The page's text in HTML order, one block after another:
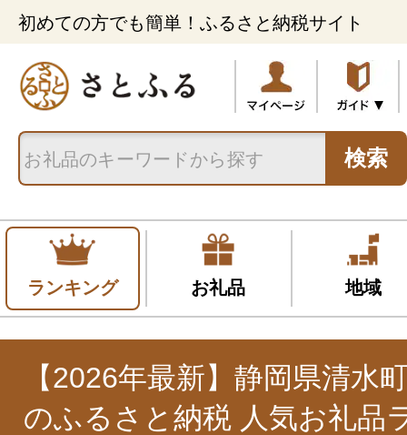
初めての方でも簡単！ふるさと納税サイト
検索
ランキング お礼品 地域
【2026年最新】静岡県清水
のふるさと納税 人気お礼品